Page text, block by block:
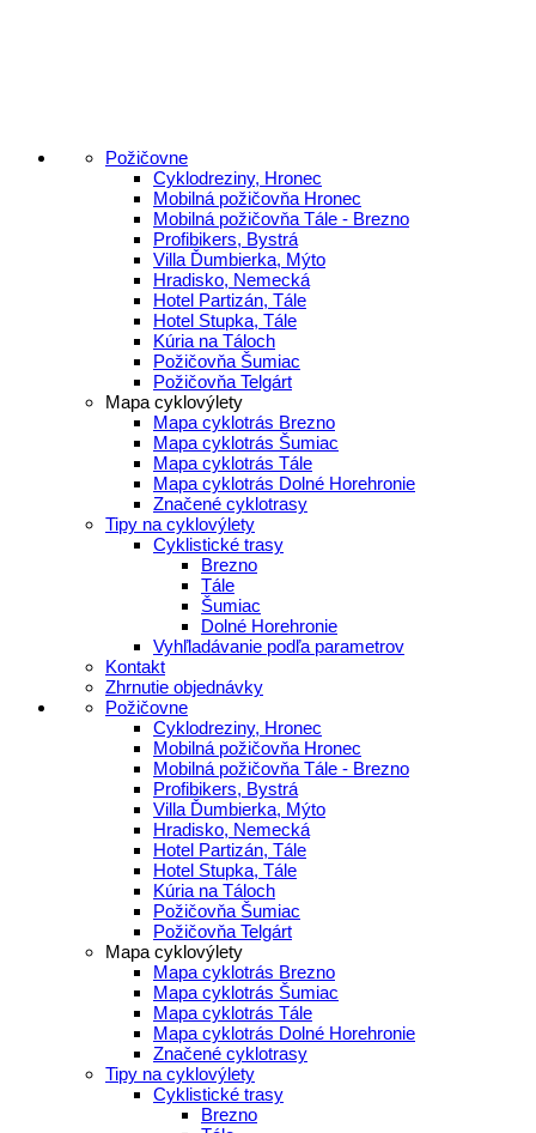
Požičovne
Cyklodreziny, Hronec
Mobilná požičovňa Hronec
Mobilná požičovňa Tále - Brezno
Profibikers, Bystrá
Villa Ďumbierka, Mýto
Hradisko, Nemecká
Hotel Partizán, Tále
Hotel Stupka, Tále
Kúria na Táloch
Požičovňa Šumiac
Požičovňa Telgárt
Mapa cyklovýlety
Mapa cyklotrás Brezno
Mapa cyklotrás Šumiac
Mapa cyklotrás Tále
Mapa cyklotrás Dolné Horehronie
Značené cyklotrasy
Tipy na cyklovýlety
Cyklistické trasy
Brezno
Tále
Šumiac
Dolné Horehronie
Vyhľladávanie podľa parametrov
Kontakt
Zhrnutie objednávky
Požičovne
Cyklodreziny, Hronec
Mobilná požičovňa Hronec
Mobilná požičovňa Tále - Brezno
Profibikers, Bystrá
Villa Ďumbierka, Mýto
Hradisko, Nemecká
Hotel Partizán, Tále
Hotel Stupka, Tále
Kúria na Táloch
Požičovňa Šumiac
Požičovňa Telgárt
Mapa cyklovýlety
Mapa cyklotrás Brezno
Mapa cyklotrás Šumiac
Mapa cyklotrás Tále
Mapa cyklotrás Dolné Horehronie
Značené cyklotrasy
Tipy na cyklovýlety
Cyklistické trasy
Brezno